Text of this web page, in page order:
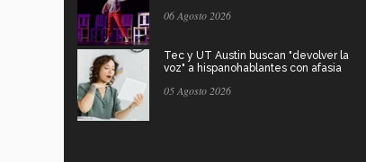
06 Agosto 2026
Tec y UT Austin buscan "devolver la
voz" a hispanohablantes con afasia
05 Agosto 2026